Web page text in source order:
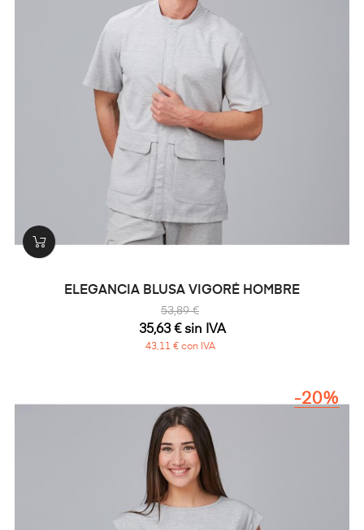
ELEGANCIA BLUSA VIGORÉ HOMBRE
53,89 €
35,63 € sin IVA
43,11 € con IVA
-20%